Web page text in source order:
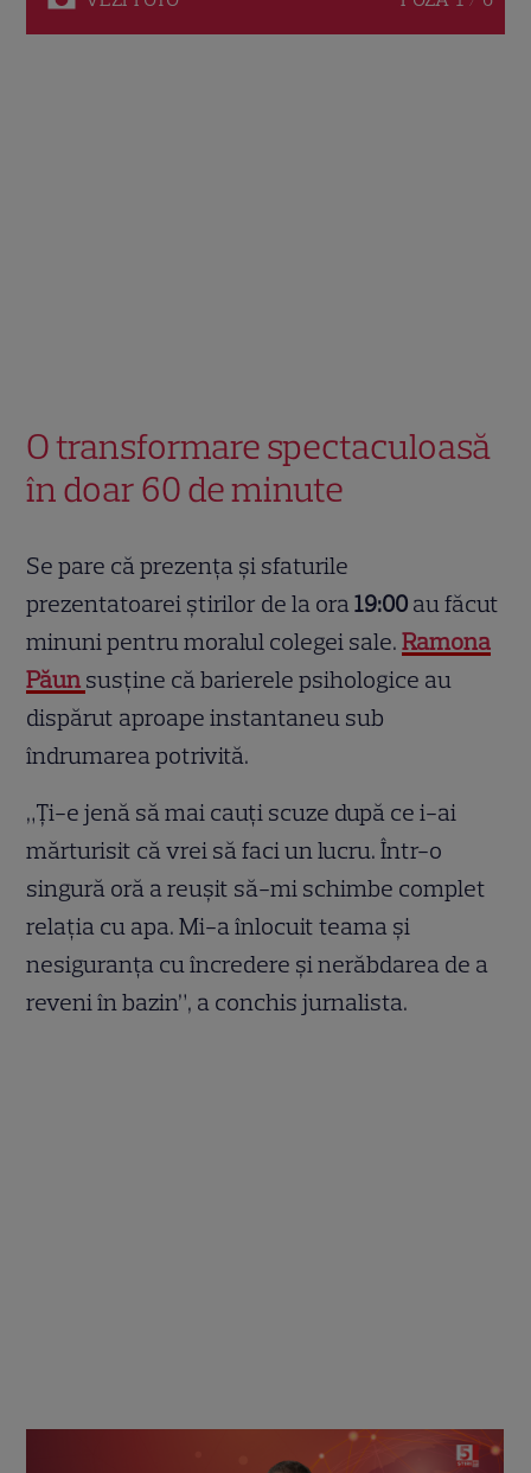
O transformare spectaculoasă
în doar 60 de minute
Se pare că prezența și sfaturile
prezentatoarei știrilor de la ora19:00 au făcut
minuni pentru moralul colegei sale.Ramona
Păun susține că barierele psihologice au
dispărut aproape instantaneu sub
îndrumarea potrivită.
„Ți-e jenă să mai cauți scuze după ce i-ai
mărturisit că vrei să faci un lucru. Într-o
singură oră a reușit să-mi schimbe complet
relația cu apa. Mi-a înlocuit teama și
nesiguranța cu încredere și nerăbdarea de a
reveni în bazin”, a conchis jurnalista.